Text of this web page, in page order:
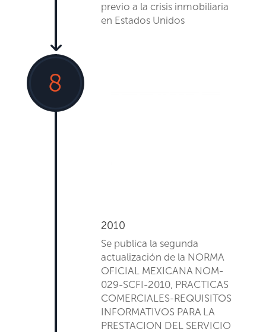
previo a la crisis inmobiliaria
en Estados Unidos
8
2010
Se publica la segunda
actualización de la NORMA
OFICIAL MEXICANA NOM-
029-SCFI-2010, PRACTICAS
COMERCIALES-REQUISITOS
INFORMATIVOS PARA LA
PRESTACION DEL SERVICIO